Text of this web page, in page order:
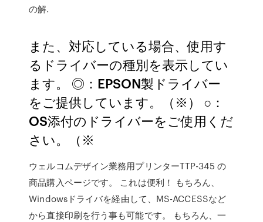
の解.
また、対応している場合、使用す
るドライバーの種別を表示してい
ます。 ◎：EPSON製ドライバー
をご提供しています。（※） ○：
OS添付のドライバーをご使用くだ
さい。（※
ウェルコムデザイン業務用プリンターTTP-345 の
商品購入ページです。 これは便利！ もちろん、
Windowsドライバを経由して、MS-ACCESSなど
から直接印刷を行う事も可能です。 もちろん、一